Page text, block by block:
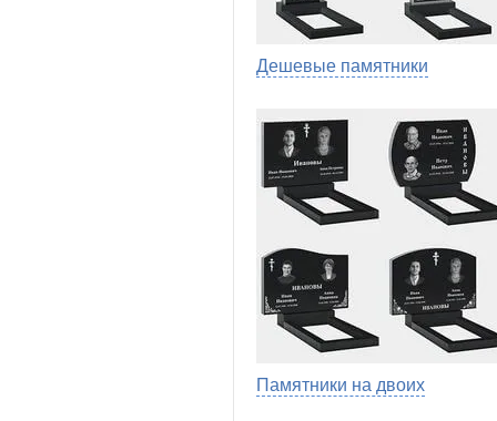
Дешевые памятники
Памятники на двоих